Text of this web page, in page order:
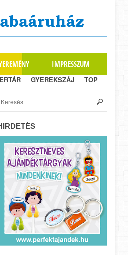
IMPRESSZUM
GYEREKSZÁJ TOP